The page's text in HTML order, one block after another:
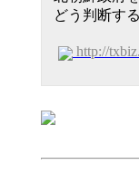
どう判断す
http://